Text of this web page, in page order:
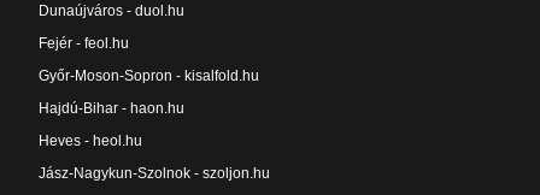
Dunaújváros - duol.hu
Fejér - feol.hu
Győr-Moson-Sopron - kisalfold.hu
Hajdú-Bihar - haon.hu
Heves - heol.hu
Jász-Nagykun-Szolnok - szoljon.hu